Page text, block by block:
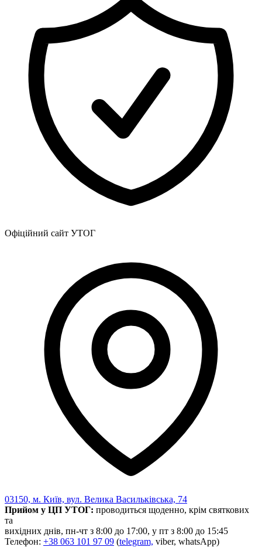
Офіційний сайт УТОГ
03150, м. Київ, вул. Велика Васильківська, 74
Прийом у ЦП УТОГ: проводиться щоденно, крім святкових
та
вихідних днів, пн-чт з 8:00 до 17:00, у пт з 8:00 до 15:45
Телефон: +38 063 101 97 09 (telegram, viber, whatsApp)